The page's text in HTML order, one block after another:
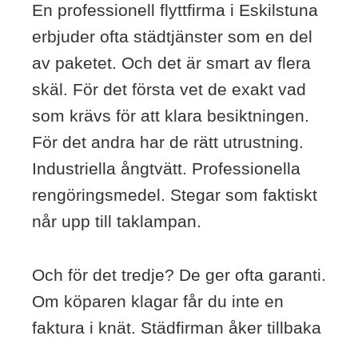
En professionell flyttfirma i Eskilstuna
erbjuder ofta städtjänster som en del
av paketet. Och det är smart av flera
skäl. För det första vet de exakt vad
som krävs för att klara besiktningen.
För det andra har de rätt utrustning.
Industriella ångtvätt. Professionella
rengöringsmedel. Stegar som faktiskt
når upp till taklampan.
Och för det tredje? De ger ofta garanti.
Om köparen klagar får du inte en
faktura i knät. Städfirman åker tillbaka